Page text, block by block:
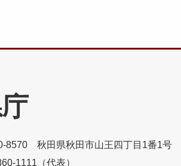
8570 秋田県秋田市山王四丁目1番1号
1111（代表）